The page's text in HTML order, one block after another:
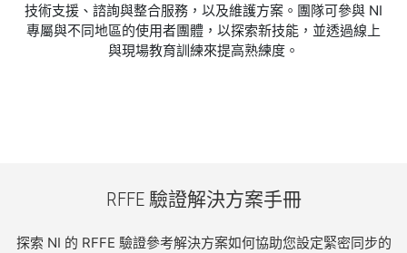
技術支援、諮詢與整合服務，以及維護方案。團隊可參與 NI
專屬與不同地區的使用者團體，以探索新技能，並透過線上
與現場教育訓練來提高熟練度。
RFFE 驗證解決方案手冊
探索 NI 的 RFFE 驗證參考解決方案如何協助您設定緊密同步的